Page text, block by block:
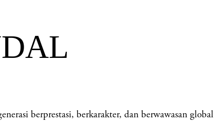
berprestasi, berkarakter, dan berwawasan global